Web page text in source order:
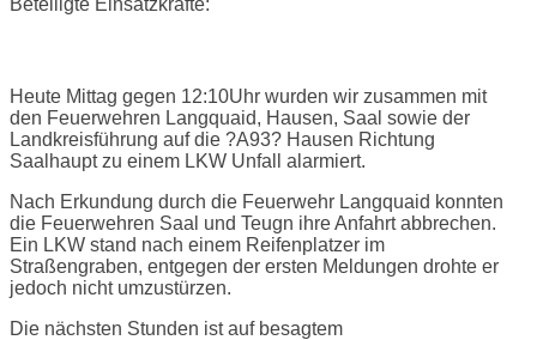
Beteiligte Einsatzkräfte:
Heute Mittag gegen 12:10Uhr wurden wir zusammen mit
den Feuerwehren Langquaid, Hausen, Saal sowie der
Landkreisführung auf die ?A93? Hausen Richtung
Saalhaupt zu einem LKW Unfall alarmiert.
Nach Erkundung durch die Feuerwehr Langquaid konnten
die Feuerwehren Saal und Teugn ihre Anfahrt abbrechen.
Ein LKW stand nach einem Reifenplatzer im
Straßengraben, entgegen der ersten Meldungen drohte er
jedoch nicht umzustürzen.
Die nächsten Stunden ist auf besagtem